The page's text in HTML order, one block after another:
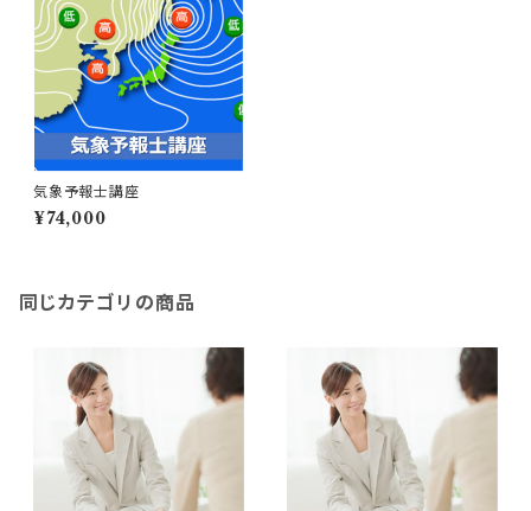
気象予報士講座
¥74,000
同じカテゴリの商品